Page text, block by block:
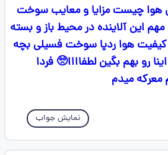
هوا چیست مزایا و معایب سوخت
این آلاینده در محیط باز و بسته
هوا ردپا سوخت فسیلی بچه
رو بهم بگین لطفاااا🥺 فردا
معرکه میدم
نمایش جواب